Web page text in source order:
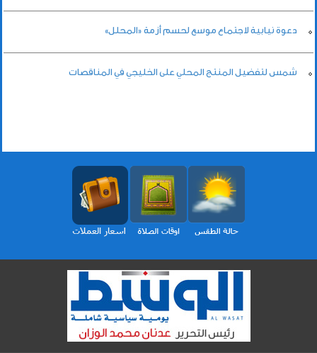
دعوة نيابية لاجتماع موسع لحسم أزمة «المحلل»
شمس لتفضيل المنتج المحلي على الخليجي في المناقصات